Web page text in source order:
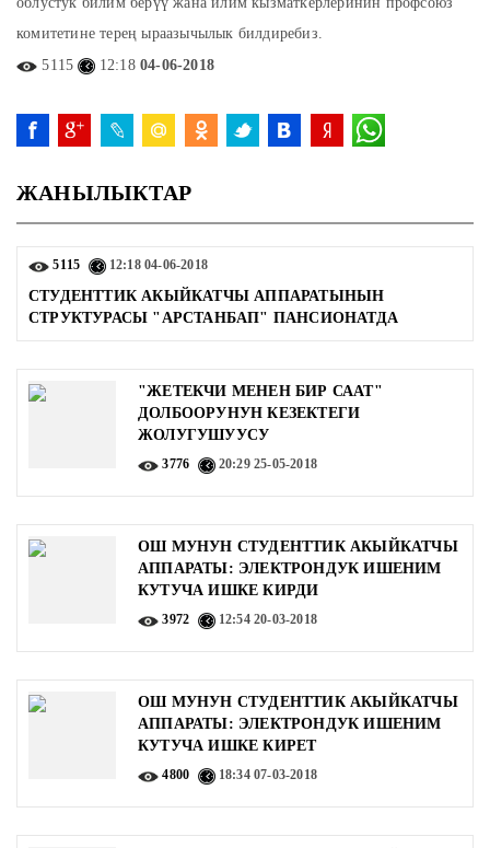
комитетине терең ыраазычылык билдиребиз.
5115
12:1804-06-2018
ЖАНЫЛЫКТАР
5115 12:1804-06-2018
СТУДЕНТТИК АКЫЙКАТЧЫ АППАРАТЫНЫН
СТРУКТУРАСЫ "АРСТАНБАП" ПАНСИОНАТДА
"ЖЕТЕКЧИ МЕНЕН БИР СААТ"
ДОЛБООРУНУН КЕЗЕКТЕГИ
ЖОЛУГУШУУСУ
3776 20:2925-05-2018
ОШ МУНУН СТУДЕНТТИК АКЫЙКАТЧЫ
АППАРАТЫ: ЭЛЕКТРОНДУК ИШЕНИМ
КУТУЧА ИШКЕ КИРДИ
3972 12:5420-03-2018
ОШ МУНУН СТУДЕНТТИК АКЫЙКАТЧЫ
АППАРАТЫ: ЭЛЕКТРОНДУК ИШЕНИМ
КУТУЧА ИШКЕ КИРЕТ
4800 18:3407-03-2018